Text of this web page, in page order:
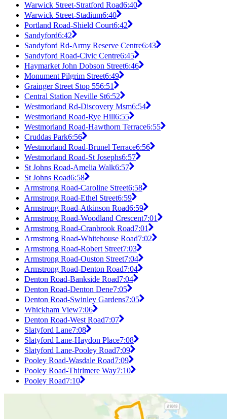
Warwick Street-Stratford Road6:40
Warwick Street-Stadium6:40
Portland Road-Shield Court6:42
Sandyford6:42
Sandyford Rd-Army Reserve Centre6:43
Sandyford Road-Civic Centre6:45
Haymarket John Dobson Street6:46
Monument Pilgrim Street6:49
Grainger Street Stop 556:51
Central Station Neville St6:52
Westmorland Rd-Discovery Msm6:54
Westmorland Road-Rye Hill6:55
Westmorland Road-Hawthorn Terrace6:55
Cruddas Park6:56
Westmorland Road-Brunel Terrace6:56
Westmorland Road-St Josephs6:57
St Johns Road-Amelia Walk6:57
St Johns Road6:58
Armstrong Road-Caroline Street6:58
Armstrong Road-Ethel Street6:59
Armstrong Road-Atkinson Road6:59
Armstrong Road-Woodland Crescent7:01
Armstrong Road-Cranbrook Road7:01
Armstrong Road-Whitehouse Road7:02
Armstrong Road-Robert Street7:03
Armstrong Road-Ouston Street7:04
Armstrong Road-Denton Road7:04
Denton Road-Bankside Road7:04
Denton Road-Denton Dene7:05
Denton Road-Swinley Gardens7:05
Whickham View7:06
Denton Road-West Road7:07
Slatyford Lane7:08
Slatyford Lane-Haydon Place7:08
Slatyford Lane-Pooley Road7:09
Pooley Road-Wasdale Road7:09
Pooley Road-Thirlmere Way7:10
Pooley Road7:10